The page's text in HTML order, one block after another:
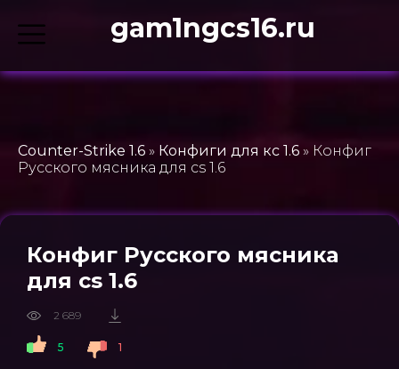
gam1ngcs16.ru
Counter-Strike 1.6 » Конфиги для кс 1.6 » Конфиг
Русского мясника для cs 1.6
Конфиг Русского мясника
для cs 1.6
2 689
5 1